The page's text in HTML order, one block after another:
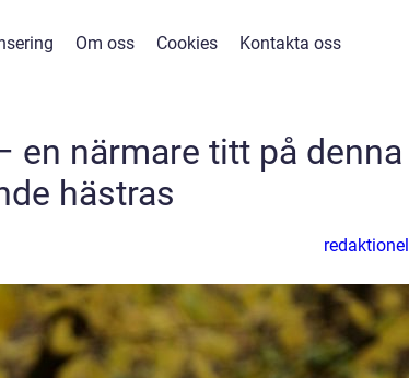
Om oss Cookies Kontakta oss
en närmare titt på denna
hästras
redaktionel